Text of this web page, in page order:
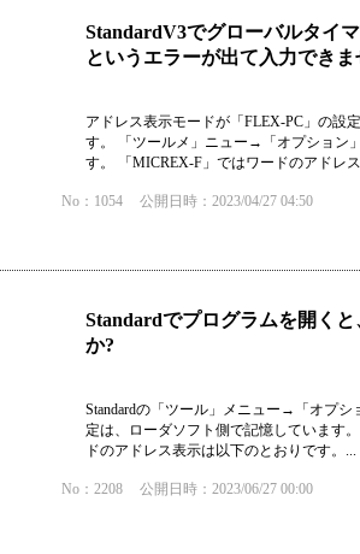
StandardV3でグローバルタイ
というエラーが出て入力でき
アドレス表示モードが「FLEX-PC」の設
す。 「ツールメ」ニュー→「オプション
す。 「MICREX-F」ではワードのアドレ
No：1054 公開日時：2023/04/27 04:50
Standardでプログラムを開く
か?
Standardの「ツール」メニュー→「オプ
定は、ローダソフト側で記憶しています
ドのアドレス表示は以下のとおりです。...
No：2208 公開日時：2023/06/27 00:00